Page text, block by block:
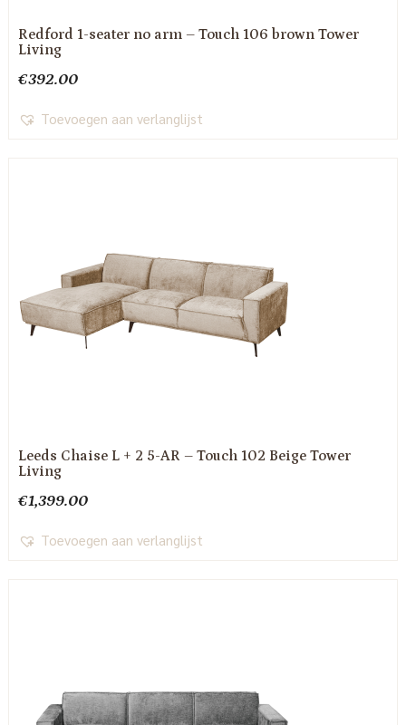
Redford 1-seater no arm – Touch 106 brown Tower
Living
€392.00
Toevoegen aan verlanglijst
Leeds Chaise L + 2 5-AR – Touch 102 Beige Tower
Living
€1,399.00
Toevoegen aan verlanglijst